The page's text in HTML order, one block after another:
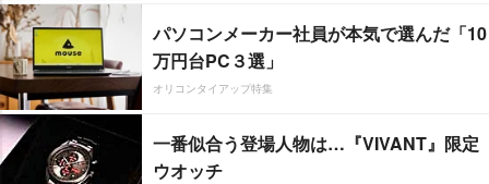
パソコンメーカー社員が本気で選んだ「10
万円台PC３選」
オリコンタイアップ特集
一番似合う登場人物は…『VIVANT』限定
ウオッチ